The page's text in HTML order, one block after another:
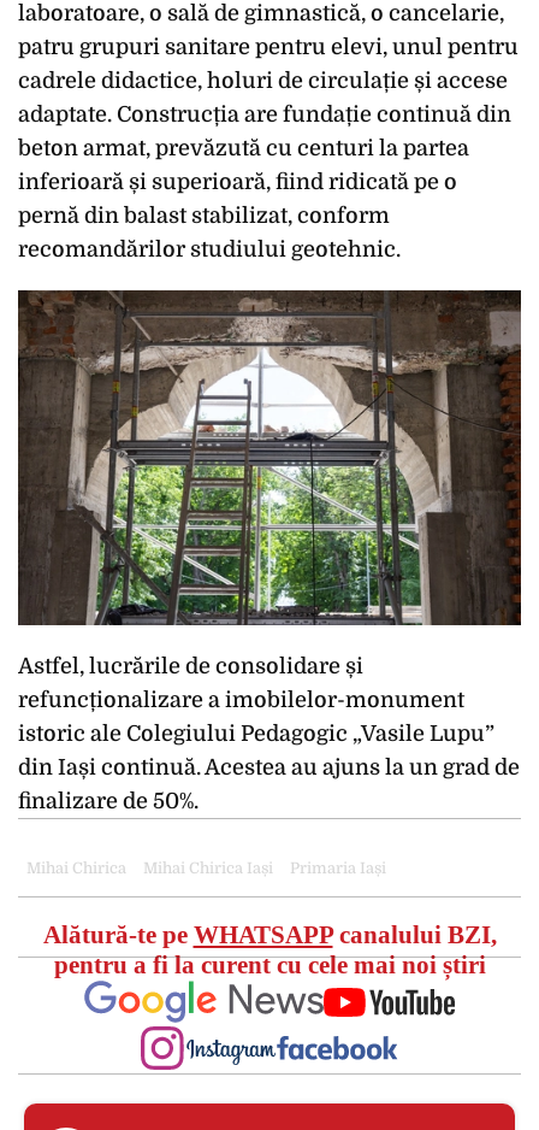
laboratoare, o sală de gimnastică, o cancelarie,
patru grupuri sanitare pentru elevi, unul pentru
cadrele didactice, holuri de circulație și accese
adaptate. Construcția are fundație continuă din
beton armat, prevăzută cu centuri la partea
inferioară și superioară, fiind ridicată pe o
pernă din balast stabilizat, conform
recomandărilor studiului geotehnic.
Astfel, lucrările de consolidare și
refuncționalizare a imobilelor-monument
istoric ale Colegiului Pedagogic „Vasile Lupu”
din Iași continuă. Acestea au ajuns la un grad de
finalizare de 50%.
Mihai Chirica Mihai Chirica Iași Primaria Iași
Alătură-te pe WHATSAPPcanalului BZI,
pentru a fi la curent cu cele mai noi știri